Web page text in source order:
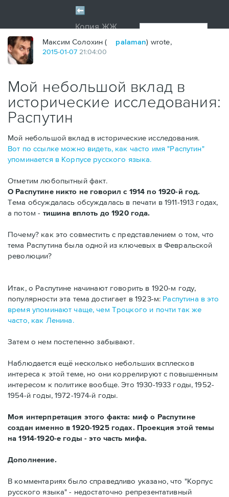
Максим Солохин ( palaman) wrote,
2015-01-07 21:04:00
Мой небольшой вклад в
исторические исследования:
Распутин
Мой небольшой вклад в исторические исследования.
Вот по ссылке можно видеть, как часто имя "Распутин"
упоминается в Корпусе русского языка.
Отметим любопытный факт.
О Распутине никто не говорил с 1914 по 1920-й год.
Тема обсуждалась обсуждалась в печати в 1911-1913 годах,
а потом - тишина вплоть до 1920 года.
Почему? как это совместить с представлением о том, что
тема Распутина была одной из ключевых в Февральской
революции?
Итак, о Распутине начинают говорить в 1920-м году,
популярности эта тема достигает в 1923-м: Распутина в это
время упоминают чаще, чем Троцкого и почти так же
часто, как Ленина.
Затем о нем постепенно забывают.
Наблюдается ещё несколько небольших всплесков
интереса к этой теме, но они коррелируют с повышенным
интересом к политике вообще. Это 1930-1933 годы, 1952-
1954-й годы, 1972-1974-й годы.
Моя интерпретация этого факта: миф о Распутине
создан именно в 1920-1925 годах. Проекция этой темы
на 1914-1920-е годы - это часть мифа.
Дополнение.
В комментариях было справедливо указано, что "Корпус
русского языка" - недостаточно репрезентативный